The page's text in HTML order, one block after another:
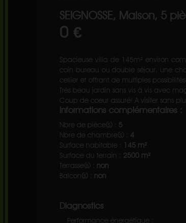
SEIGNOSSE, Maison, 5
0 €
Spacieuse villa de 145m² environ
coin bureau ou double séjour, une
cellier et offrant de multiples possibilités.
Très beau jardin sans vis à vis avec
Coup de coeur assuré! A visiter sans
Informations complémentaires :
Nbre de pièce(s) : 5
Nbre de chambre(s) : 4
Surface habitable :
145 m²
Surface du terrain : 2500 m²
Terrasse(s) : non
Balcon(s) : non
Diagnostics
Performance énergétique